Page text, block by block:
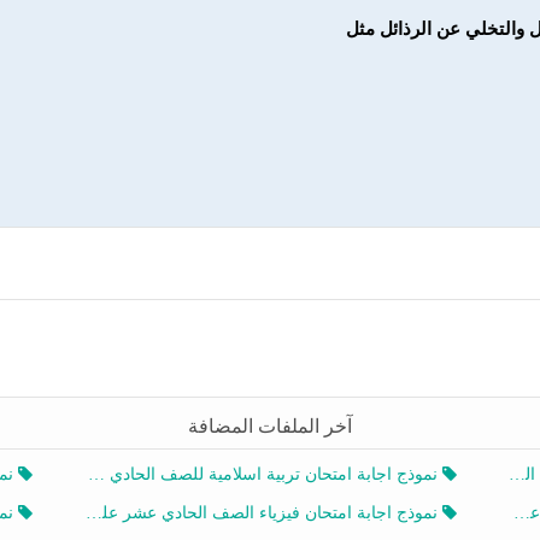
آخر الملفات المضافة
نموذج اجابة امتحان تربية اسلامية للصف الحادي عشر الفصل الثاني 2025-2026
نموذج اجابة امتحان فيزياء الصف الحادي عشر علمي الفصل الثاني 2025-2026